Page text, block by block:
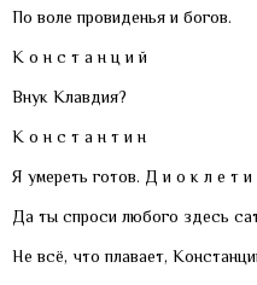
По воле провиденья и богов.
К о н с т а н ц и й
Внук Клавдия?
К о н с т а н т и н
Я умереть готов. Д и о к л е т и
Да ты спроси любого здесь
Не всё, что плавает,